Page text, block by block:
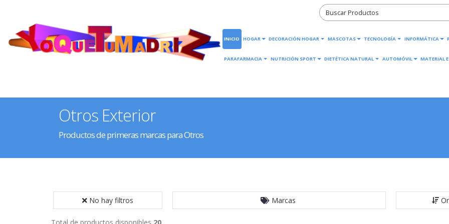
INICIO HOGAR DECORACIÓN HOGAR MASCOTAS TECNOLOGÍA INFORMÁTICA
PARAFARMACIA NUTRICIÓN SPORT DIETÉTICA NATURAL AUTOMÓVIL MATERIAL
Otros Exterior
Productos de primeras marcas para Otros
No hay filtros Marcas